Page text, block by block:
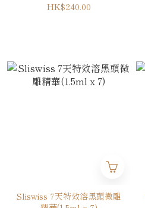
HK$240.00
Sliswiss 7天特效溶黑頭微雕